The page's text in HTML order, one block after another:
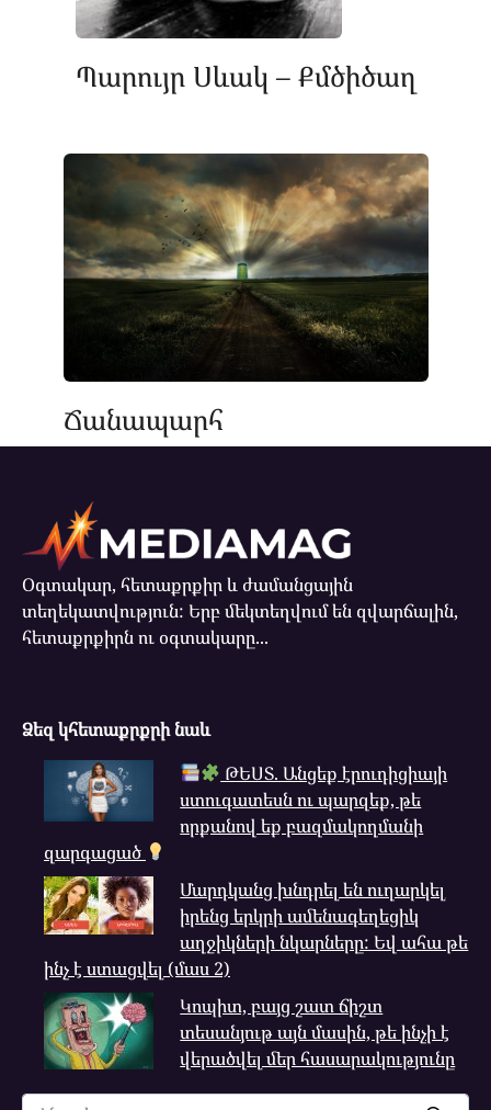
Պարույր Սևակ – Քմծիծաղ
Ճանապարհ
Օգտակար, հետաքրքիր և ժամանցային
տեղեկատվություն: Երբ մեկտեղվում են զվարճալին,
հետաքրքիրն ու օգտակարը...
Ձեզ կհետաքրքրի նաև
ԹԵՍՏ. Անցեք էրուդիցիայի
ստուգատեսն ու պարզեք, թե
որքանով եք բազմակողմանի
զարգացած
Մարդկանց խնդրել են ուղարկել
իրենց երկրի ամենագեղեցիկ
աղջիկների նկարները: Եվ ահա թե
ինչ է ստացվել (մաս 2)
Կոպիտ, բայց շատ ճիշտ
տեսանյութ այն մասին, թե ինչի է
վերածվել մեր հասարակությունը